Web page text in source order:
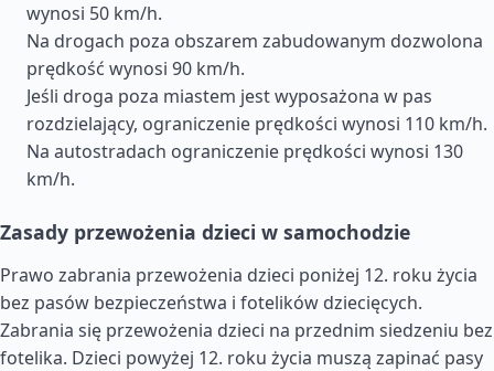
wynosi 50 km/h.
Na drogach poza obszarem zabudowanym dozwolona
prędkość wynosi 90 km/h.
Jeśli droga poza miastem jest wyposażona w pas
rozdzielający, ograniczenie prędkości wynosi 110 km/h.
Na autostradach ograniczenie prędkości wynosi 130
km/h.
Zasady przewożenia dzieci w samochodzie
Prawo zabrania przewożenia dzieci poniżej 12. roku życia
bez pasów bezpieczeństwa i fotelików dziecięcych.
Zabrania się przewożenia dzieci na przednim siedzeniu bez
fotelika. Dzieci powyżej 12. roku życia muszą zapinać pasy